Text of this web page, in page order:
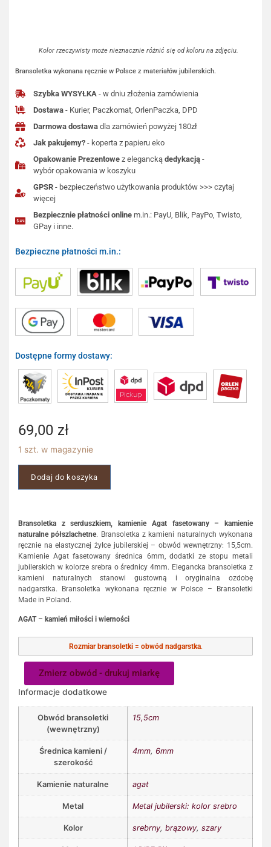
Kolor rzeczywisty może nieznacznie różnić się od koloru na zdjęciu.
Bransoletka wykonana ręcznie w Polsce z materiałów jubilerskich.
Szybka WYSYŁKA - w dniu złożenia zamówienia
Dostawa - Kurier, Paczkomat, OrlenPaczka, DPD
Darmowa dostawa dla zamówień powyżej 180zł
Jak pakujemy? - koperta z papieru eko
Opakowanie Prezentowe z eleganckądedykacją -
wybór opakowania w koszyku
GPSR - bezpieczeństwo użytkowania produktów >>> czytaj
więcej
Bezpiecznie płatności online m.in.: PayU, Blik, PayPo, Twisto,
GPay i inne.
Bezpieczne płatności m.in.:
Dostępne formy dostawy:
69,00 zł
1 szt. w magazynie
Dodaj do koszyka
Bransoletka z serduszkiem, kamienie Agat fasetowany – kamienie
naturalne półszlachetne. Bransoletka z kamieni naturalnych wykonana
ręcznie na elastycznej żyłce jubilerskiej – obwód wewnętrzny: 15,5cm.
Kamienie Agat fasetowany średnica 6mm, dodatki ze stopu metali
jubilerskich w kolorze srebra o średnicy 4mm. Elegancka bransoletka z
kamieni naturalnych stanowi gustowną i oryginalna ozdobę
nadgarstka. Bransoletka wykonana ręcznie w Polsce – Bransoletki
Made in Poland.
AGAT – kamień miłości i wierności
Rozmiar bransoletki= obwód nadgarstka.
Zmierz obwód - drukuj miarkę
Informacje dodatkowe
Obwód bransoletki
(wewnętrzny)
15,5cm
Średnica kamieni /
szerokość
4mm, 6mm
Kamienie naturalne agat
Metal Metal jubilerski: kolor srebro
Kolor srebrny, brązowy, szary